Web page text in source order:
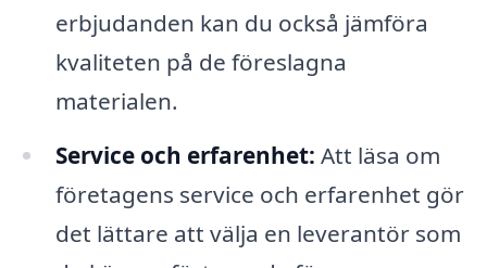
erbjudanden kan du också jämföra
kvaliteten på de föreslagna
materialen.
Service och erfarenhet: Att läsa om
företagens service och erfarenhet gör
det lättare att välja en leverantör som